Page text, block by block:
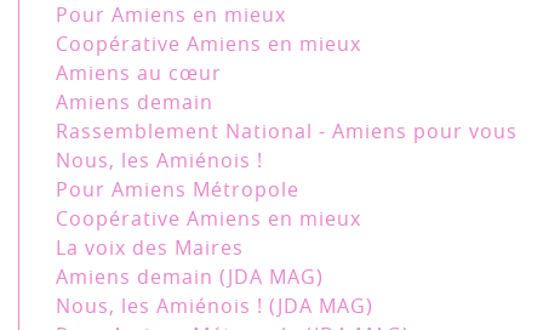
Pour Amiens en mieux
Coopérative Amiens en mieux
Amiens au cœur
Amiens demain
Rassemblement National - Amiens pour vous
Nous, les Amiénois !
Pour Amiens Métropole
Coopérative Amiens en mieux
La voix des Maires
Amiens demain (JDA MAG)
Nous, les Amiénois ! (JDA MAG)